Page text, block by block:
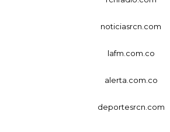
noticiasrcn.com
lafm.com.co
alerta.com.co
deportesrcn.com